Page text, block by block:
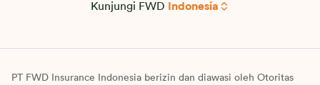
Kunjungi FWD Indonesia
PT FWD Insurance Indonesia berizin dan diawasi oleh Otoritas